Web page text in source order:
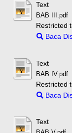
Text
BAB III.pdf
Restricted
Baca
Text
BAB IV.pdf
Restricted
Baca
Text